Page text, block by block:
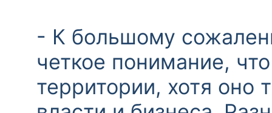
- К большому
четкое понимание,
территории, хотя оно